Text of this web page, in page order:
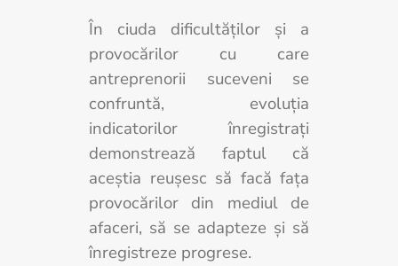
În ciuda dificultăților și a
provocărilor cu care
antreprenorii suceveni se
confruntă, evoluția
indicatorilor înregistrați
demonstrează faptul că
aceștia reușesc să facă fața
provocărilor din mediul de
afaceri, să se adapteze și să
înregistreze progrese.